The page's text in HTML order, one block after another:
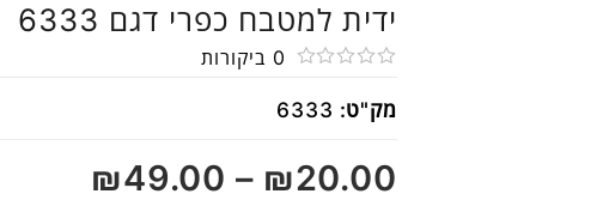
ידית למטבח כפרי דגם 6333
0
5
0 ביקורות
מק"ט: 6333
₪20.00
–
₪49.00